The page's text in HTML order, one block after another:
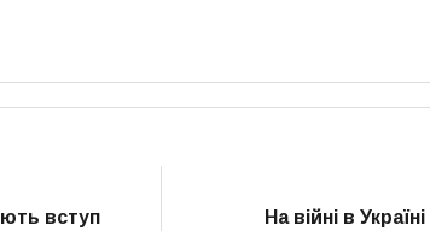
вступ
На війні в